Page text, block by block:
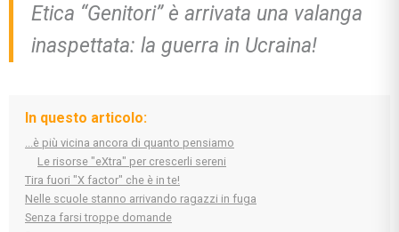
Etica “Genitori” è arrivata una valanga
inaspettata: la guerra in Ucraina!
In questo articolo:
...è più vicina ancora di quanto pensiamo
Le risorse "eXtra" per crescerli sereni
Tira fuori "X factor" che è in te!
Nelle scuole stanno arrivando ragazzi in fuga
Senza farsi troppe domande